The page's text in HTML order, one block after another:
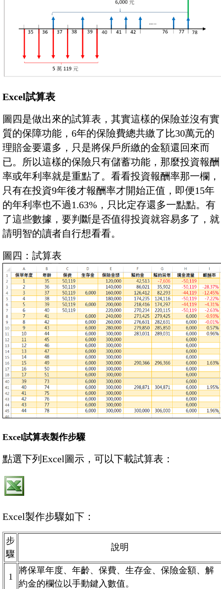
Excel試算表
圖四是做出來的試算表，其實這樣的保險並沒有實
質的保障功能，6年的保險費總共繳了比30萬元的
理賠金要還多，只是將保戶所繳的金額還回來而
已。所以這樣的保險只有儲蓄功能，那麼投資報酬
率或年利率就是重點了。看看投資報酬率那一欄，
只有在投資9年後才報酬率才開始正值，即便15年
的年利率也不過1.63%，只比定存還多一點點。有
了這些數據，要判斷是否值得投資就容易多了，就
請明智的讀者自行想看看。
圖四：試算表
Excel試算表製作步驟
點選下列Excel圖示，可以下載試算表：
Excel製作步驟如下：
步
驟
說明
1
將保單年度、年齡、保費、生存金、保險金額、解
約金的欄位以手動鍵入數值。